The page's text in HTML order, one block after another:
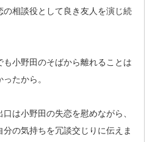
の相談役として良き友人を演じ続
も小野田のそばから離れることは
たから。
口は小野田の失恋を慰めながら、
分の気持ちを冗談交じりに伝えま